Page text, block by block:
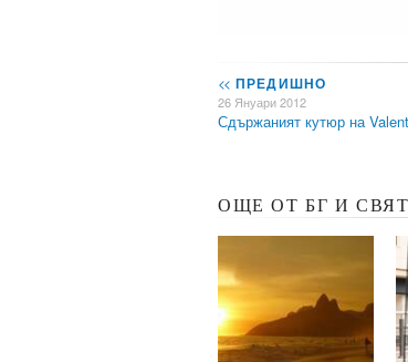
<< ПРЕДИШНО
26 Януари 2012
Сдържаният кутюр на
ОЩЕ ОТ БГ И СВЯТ